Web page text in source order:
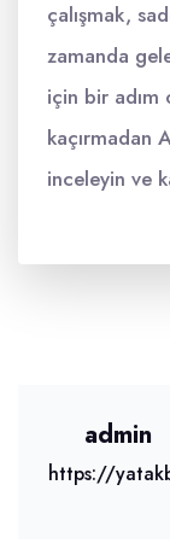
çalışmak,
zamanda
için bir adım
kaçırmadan
inceleyin ve
admin
https://